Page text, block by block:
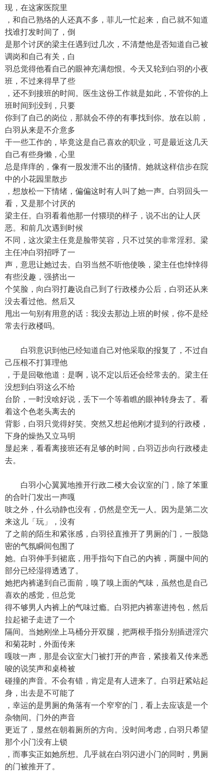
现，在这家医院里
，和自己熟络的人还真不多，菲儿一忙起来，自己就不知道
找谁打发时间了，倒
是那个讨厌的梁主任遇到过几次，不清楚他是否知道自己被
调岗和自己有关，白
羽总觉得他看自己的眼神充满怨恨。今天又轮到白羽的小夜
班，不过来得早了些
，还不到接班的时间。医生这份工作就是如此，不管你的上
班时间到没到，只要
你到了自己的岗位，那就会不停的有事找到你。放在以前，
白羽从来是不介意多
干一些工作的，毕竟这是自己喜欢的职业，可是最近这几天
自己有些身懒，心里
总是痒痒的，像有一股发泄不出的骚情。她就这样信步在院
中的小花园里散步
，想放松一下情绪，偏偏这时有人叫了她一声。白羽回头一
看，又是那个讨厌的
梁主任。白羽看着他那一付猥琐的样子，说不出的让人厌
恶。和前几次遇到时候
不同，这次梁主任竟是脸带笑容，只不过笑的非常淫邪。梁
主任冲白羽招呼了一
声，意思让她过去。白羽当然不听他使唤，梁主任也悻悻得
有些没趣，强挤出一
个笑脸，向白羽打趣说自己到了行政楼办公后，白羽还从来
没去看过他。然后又
甩出一句别有用意的话：我没去那边上班的时候，你不是经
常去行政楼吗。
白羽意识到他已经知道自己对他采取的报复了，不过自
己压根不打算理他
，于是回敬他道：是啊，说不定以后还会经常去的。梁主任
没想到白羽这么不给
台阶，一时没啥好说，丢下一个等着瞧的眼神转身去了。看
着这个色老头离去的
背影，白羽只觉得好笑。突然又想起他刚才提到的行政楼，
下身的燥热又立马明
显起来，看看离接班还有足够的时间，白羽迈步向行政楼走
去。
白羽小心翼翼地推开行政二楼大会议室的门，除了笨重
的合叶门发出一声嘎
吱之外，什么动静也没有，仍然是空无一人。因为是第二次
来这儿「玩」，没有
了之前的陌生和紧张感，白羽径直推开了男厕的门，一股隐
密的气氛瞬间包围了
她。白羽伸手到裙底，用手指勾下自己的内裤，两腿中间的
部分已经湿得透透了。
她把内裤递到自己面前，嗅了嗅上面的气味，虽然也是自己
喜欢的感觉，但总觉
得不够男人内裤上的气味过瘾。白羽把内裤塞进挎包，然后
拉起裙子走进了一个
隔间。当她刚坐上马桶分开双腿，把两根手指分别插进淫穴
和菊花时，外面传来
嘎吱一声，那是会议室大门被打开的声音，紧接着又传来悉
唆的说笑声和桌椅被
碰撞的声音。不会有错，肯定是有人进来了。白羽赶紧站起
身，出去是不可能了
，幸运的是男厕的角落有一个窄窄的门，看上去应该是一个
杂物间。门外的声音
更近了，显然在朝着厕所的方向。没时间考虑，白羽只希望
那个小门没有上锁
，而事实正如她所想。几乎就在白羽闪进小门的同时，男厕
的门被推开了。